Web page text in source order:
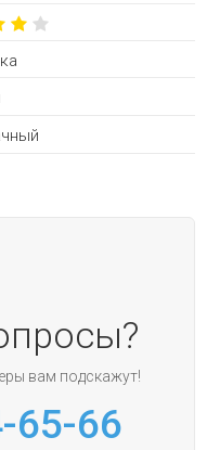
вам подскажут!
65-66